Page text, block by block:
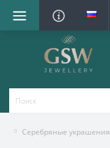
Серебряные украшения